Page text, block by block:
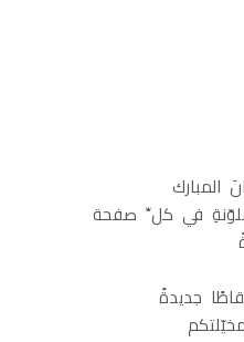
في كلِّ صفحة
جديدةً